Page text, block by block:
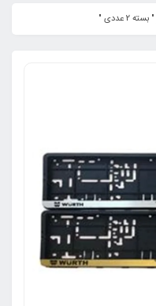
2 عددی "